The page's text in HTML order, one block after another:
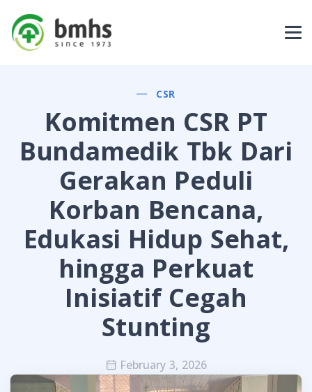
CSR
Komitmen CSR PT
Bundamedik Tbk Dari
Gerakan Peduli
Korban Bencana,
Edukasi Hidup Sehat,
hingga Perkuat
Inisiatif Cegah
Stunting
February 3, 2026